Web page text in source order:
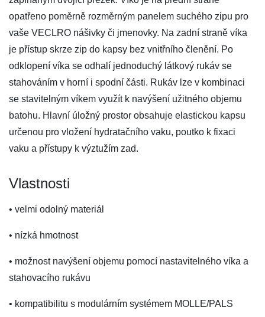
opatřeno poměrně rozměrným panelem suchého zipu pro
vaše VECLRO nášivky či jmenovky. Na zadní straně víka
je přístup skrze zip do kapsy bez vnitřního členění. Po
odklopení víka se odhalí jednoduchý látkový rukáv se
stahováním v horní i spodní části. Rukáv lze v kombinaci
se stavitelným víkem využít k navýšení užitného objemu
batohu. Hlavní úložný prostor obsahuje elastickou kapsu
určenou pro vložení hydratačního vaku, poutko k fixaci
vaku a přístupy k výztužím zad.
Vlastnosti
• velmi odolný materiál
• nízká hmotnost
• možnost navýšení objemu pomocí nastavitelného víka a
stahovacího rukávu
• kompatibilitu s modulárním systémem MOLLE/PALS